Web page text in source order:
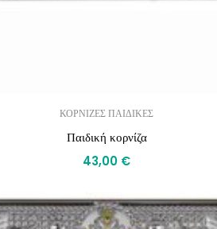
ΚΟΡΝΙΖΕΣ ΠΑΙΔΙΚΕΣ
Παιδική κορνίζα
43,00 €